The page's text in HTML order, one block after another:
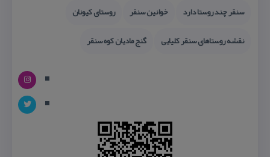
سنقر چند روستا دارد خوانین سنقر
روستای كیونان
نقشه روستاهای سنقر كلیایی
گنج مادیان كوه سنقر